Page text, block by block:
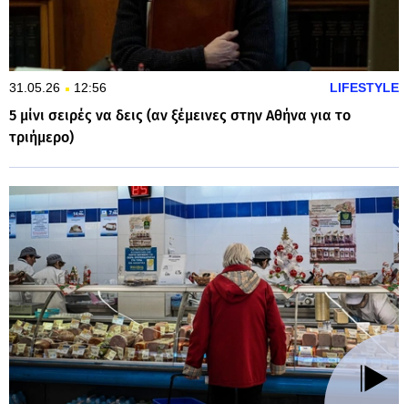
31.05.26 12:56 LIFESTYLE
5 μίνι σειρές να δεις (αν ξέμεινες στην Αθήνα για το
τριήμερο)